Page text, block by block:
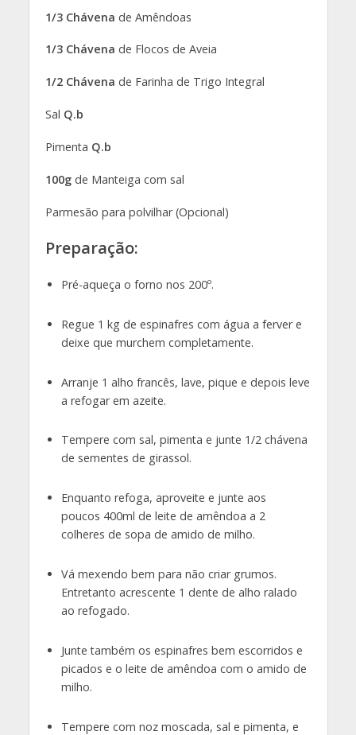
1/3 Chávena de Amêndoas
1/3 Chávena de Flocos de Aveia
1/2 Chávena de Farinha de Trigo Integral
Sal Q.b
Pimenta Q.b
100gde Manteiga com sal
Parmesão para polvilhar (Opcional)
Preparação:
Pré-aqueça o forno nos 200º.
Regue 1 kg de espinafres com água a ferver e
deixe que murchem completamente.
Arranje 1 alho francês, lave, pique e depois leve
a refogar em azeite.
Tempere com sal, pimenta e junte 1/2 chávena
de sementes de girassol.
Enquanto refoga, aproveite e junte aos
poucos 400ml de leite de amêndoa a 2
colheres de sopa de amido de milho.
Vá mexendo bem para não criar grumos.
Entretanto acrescente 1 dente de alho ralado
ao refogado.
Junte também os espinafres bem escorridos e
picados e o leite de amêndoa com o amido de
milho.
Tempere com noz moscada, sal e pimenta, e